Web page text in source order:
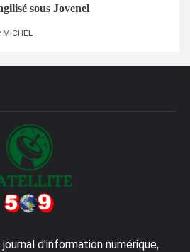
sous Jovenel
d'information numérique,